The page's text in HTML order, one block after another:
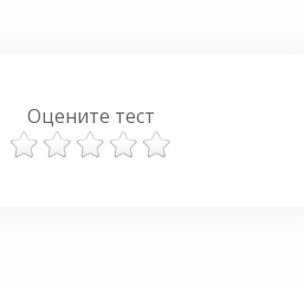
Оцените тест